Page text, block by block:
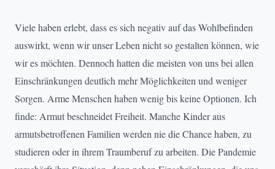
Viele haben erlebt, dass es sich negativ auf das Wohlbefinden
auswirkt, wenn wir unser Leben nicht so gestalten können, wie
wir es möchten. Dennoch hatten die meisten von uns bei allen
Einschränkungen deutlich mehr Möglichkeiten und weniger
Sorgen. Arme Menschen haben wenig bis keine Optionen. Ich
finde: Armut beschneidet Freiheit. Manche Kinder aus
armutsbetroffenen Familien werden nie die Chance haben, zu
studieren oder in ihrem Traumberuf zu arbeiten. Die Pandemie